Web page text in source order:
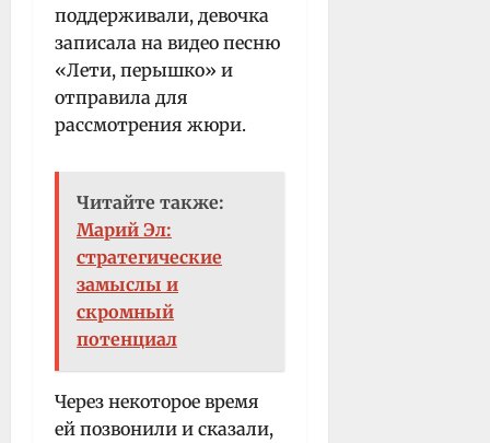
поддерживали, девочка
записала на видео песню
«Лети, перышко» и
отправила для
рассмотрения жюри.
Читайте также:
Марий Эл:
стратегические
замыслы и
скромный
потенциал
Через некоторое время
ей позвонили и сказали,